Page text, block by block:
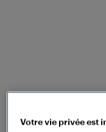
Votre vie privée est